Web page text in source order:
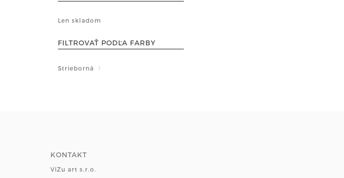
Len skladom
FILTROVAŤ PODĽA FARBY
Strieborná 1
KONTAKT
ViZu art s.r.o.